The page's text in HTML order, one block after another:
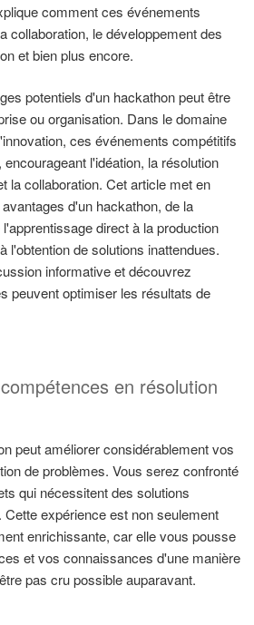
comment ces événements
collaboration, le développement des
et bien plus encore.
potentiels d'un hackathon peut être
ou organisation. Dans le domaine
ces événements compétitifs
l'idéation, la résolution
la collaboration. Cet article met en
d'un hackathon, de la
direct à la production
l'obtention de solutions inattendues.
informative et découvrez
peuvent optimiser les résultats de
en résolution
peut améliorer considérablement vos
de problèmes. Vous serez confronté
qui nécessitent des solutions
expérience est non seulement
enrichissante, car elle vous pousse
et vos connaissances d'une manière
pas cru possible auparavant.